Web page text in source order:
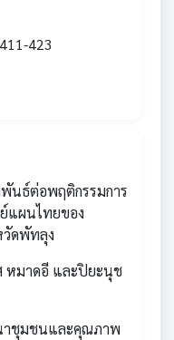
411-423
นธ์ต่อพฤติกรรมการ
แผนไทยของ
ดพัทลุง
หมาดอี และปิยะนุช
าชุมชนและคุณภาพ